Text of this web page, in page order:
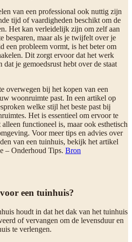
van een professional ook nuttig zijn
tijd of vaardigheden beschikt om de
Het kan verleidelijk zijn om zelf aan
besparen, maar als je twijfelt over je
een probleem vormt, is het beter om
Dit zorgt ervoor dat het werk
je gemoedsrust hebt over de staat
overwegen bij het kopen van een
woonruimte past. In een artikel op
welke stijl het beste past bij
Het is essentieel om ervoor te
functioneel is, maar ook esthetisch
Voor meer tips en advies over
van een tuinhuis, bekijk het artikel
– Onderhoud Tips. Bron
een tuinhuis?
houdt in dat het dak van het tuinhuis
of vervangen om de levensduur en
te verlengen.